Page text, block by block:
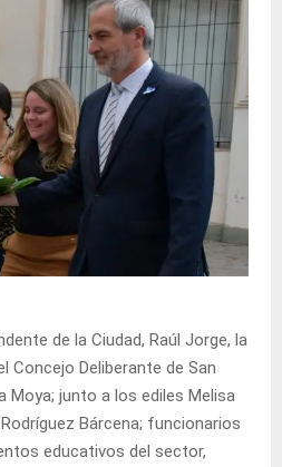
de la Ciudad, Raúl Jorge, la
Concejo Deliberante de San
Moya; junto a los ediles Melisa
Bárcena; funcionarios
educativos del sector,